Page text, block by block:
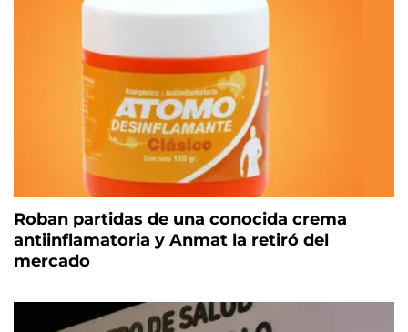
Roban partidas de una conocida crema
antiinflamatoria y Anmat la retiró del
mercado